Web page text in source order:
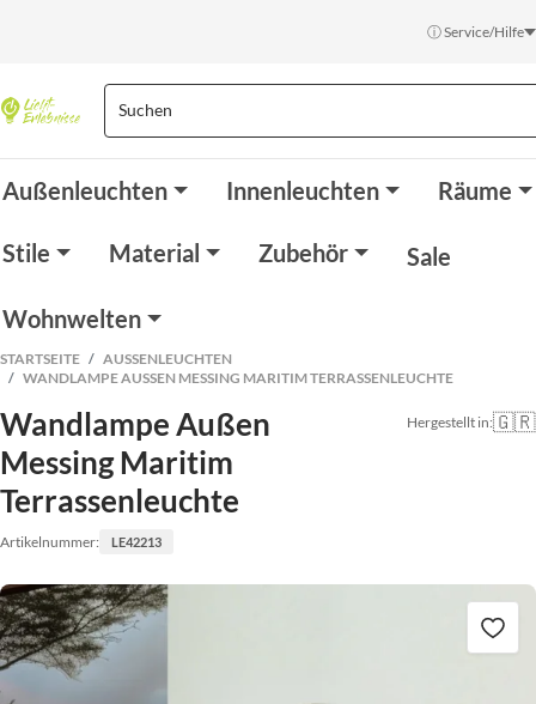
ⓘ Service/Hilfe
Außenleuchten Innenleuchten Räume
Stile Material Zubehör Sale
Wohnwelten
STARTSEITE
AUSSENLEUCHTEN
WANDLAMPE AUSSEN MESSING MARITIM TERRASSENLEUCHTE
Wandlampe Außen
Messing Maritim
Terrassenleuchte
Artikelnummer: LE42213
Hergestellt in:🇬🇷